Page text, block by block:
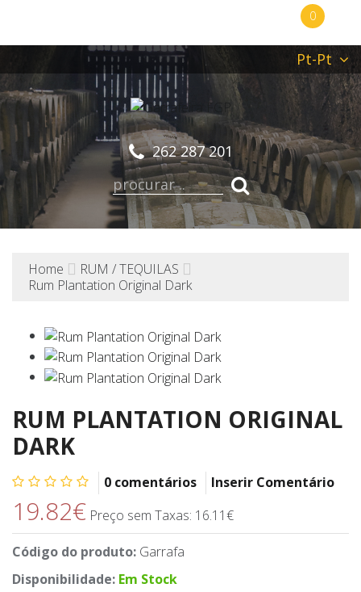
0
Pt-Pt
262 287 201
Home
RUM / TEQUILAS
Rum Plantation Original Dark
RUM PLANTATION ORIGINAL
DARK
0 comentários Inserir Comentário
19.82€ Preço sem Taxas: 16.11€
Código do produto: Garrafa
Disponibilidade: Em Stock